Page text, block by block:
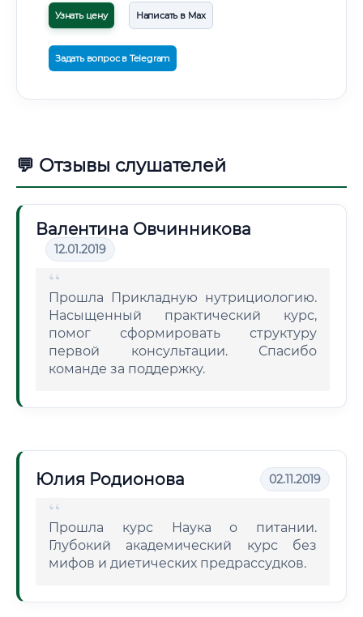
Узнать цену Написать в Max
Задать вопрос в Telegram
💬 Отзывы слушателей
Валентина Овчинникова
12.01.2019
Прошла Прикладную нутрициологию.
Насыщенный практический курс,
помог сформировать структуру
первой консультации. Спасибо
команде за поддержку.
Юлия Родионова 02.11.2019
Прошла курс Наука о питании.
Глубокий академический курс без
мифов и диетических предрассудков.